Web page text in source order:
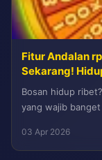
Fitur Andalan
Sekarang!
Bosan hidup
yang wajib
03 Apr 2026